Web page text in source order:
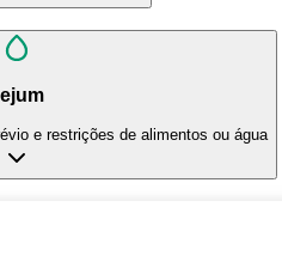
e restrições de alimentos ou água